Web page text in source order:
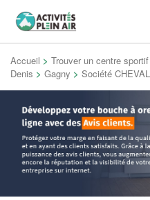
Accueil > Trouver un centre
Denis > Gagny > Société